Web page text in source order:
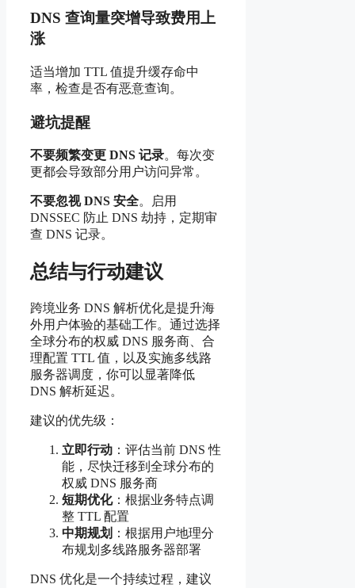
DNS 查询量突增导致费用上
涨
适当增加 TTL 值提升缓存命中
率，检查是否有恶意查询。
避坑提醒
不要频繁变更 DNS 记录。每次变
更都会导致部分用户访问异常。
不要忽视 DNS 安全。启用
DNSSEC 防止 DNS 劫持，定期审
查 DNS 记录。
总结与行动建议
跨境业务 DNS 解析优化是提升海
外用户体验的基础工作。通过选择
全球分布的权威 DNS 服务商、合
理配置 TTL 值，以及实施多线路
服务器调度，你可以显著降低
DNS 解析延迟。
建议的优先级：
立即行动 ：评估当前 DNS 性
能，尽快迁移到全球分布的
权威 DNS 服务商
短期优化：根据业务特点调
整 TTL 配置
中期规划 ：根据用户地理分
布规划多线路服务器部署
DNS 优化是一个持续过程，建议